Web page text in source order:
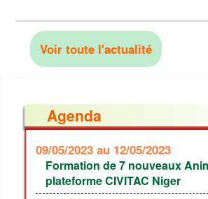
Voir toute l'actualité
Agenda
09/05/2023 au 12/05/2023
Formation de 7 nouveaux
plateforme CIVITAC Niger